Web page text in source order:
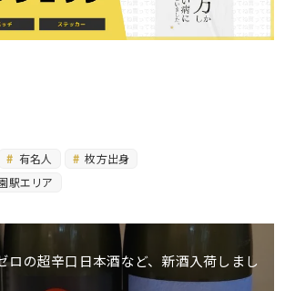
有名人
枚方出身
駅エリア
ロの超辛口日本酒など、新酒入荷しまし